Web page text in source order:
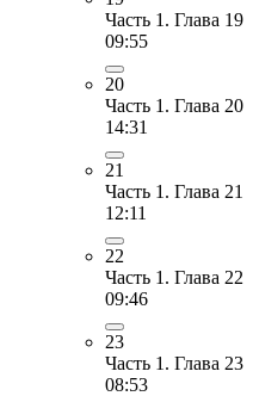
Часть 1. Глава 19
09:55
20
Часть 1. Глава 20
14:31
21
Часть 1. Глава 21
12:11
22
Часть 1. Глава 22
09:46
23
Часть 1. Глава 23
08:53